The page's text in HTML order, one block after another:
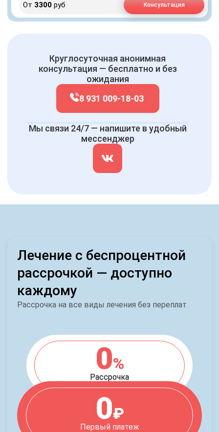
От 3300 руб Консультация
Круглосуточная анонимная
консультация — бесплатно и без
ожидания
8 931 009-18-03
Мы связи 24/7 — напишите в удобный
мессенджер
Лечение с беспроцентной
рассрочкой — доступно
каждому
Рассрочка на все виды лечения без переплат
0%
Рассрочка
0₽
Первый платеж